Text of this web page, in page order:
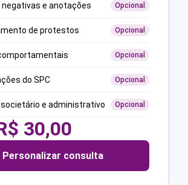
negativas e anotações Opcional
de protestos Opcional
Opcional
do SPC Opcional
societário e administrativo Opcional
30,00
Personalizar consulta